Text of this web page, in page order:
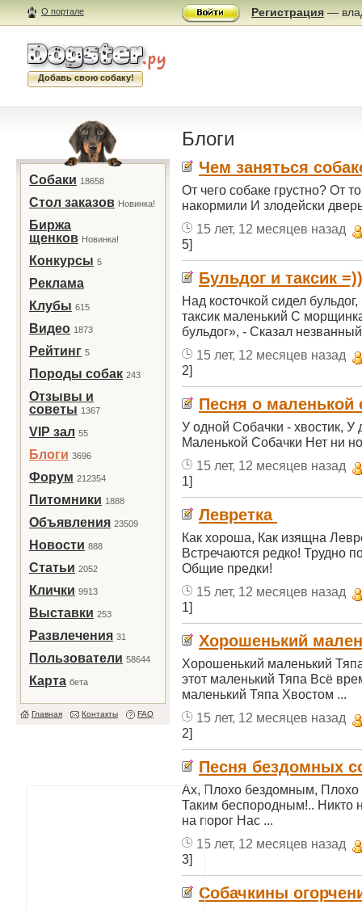
О портале Регистрация —
Добавь свою собаку!
Собаки 18658
Стол заказов Новинка!
Биржа
щенков Новинка!
Конкурсы 5
Реклама
Клубы 615
Видео 1873
Рейтинг 5
Породы собак 243
Отзывы и
советы 1367
VIP зал 55
Блоги 3696
Форум 212354
Питомники 1888
Объявления 23509
Новости 888
Статьи 2052
Клички 9913
Выставки 253
Развлечения 31
Пользователи 58644
Карта бета
Главная Контакты FAQ
Блоги
Чем заняться
От чего собаке грустно? От
накормили И злодейски
15 лет, 12 месяцев назад
5]
Бульдог и таксик =))
Над косточкой сидел
таксик маленький С
бульдог», - Сказал
15 лет, 12 месяцев назад
2]
Песня о маленькой
У одной Собачки - хвостик, У
Маленькой Собачки Нет ни
15 лет, 12 месяцев назад
1]
Левретка
Как хороша, Как изящна
Встречаются редко! Трудно
Общие предки!
15 лет, 12 месяцев назад
1]
Хорошенький
Хорошенький маленький
этот маленький Тяпа Всё
маленький Тяпа Хвостом ...
15 лет, 12 месяцев назад
2]
Песня бездомных
Ах, Плохо бездомным,
Таким беспородным!.. Никто
на порог Нас ...
15 лет, 12 месяцев назад
3]
Собачкины